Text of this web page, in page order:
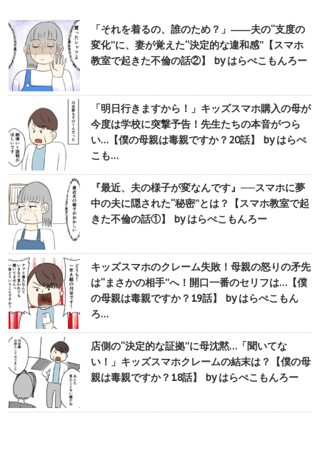
「それを着るの、誰のため？」――夫の“支度の
変化”に、妻が覚えた“決定的な違和感”【スマホ
教室で起きた不倫の話②】 by はらぺこもんろー
「明日行きますから！」キッズスマホ購入の母が
今度は学校に突撃予告！先生たちの本音がつら
い…【僕の母親は毒親ですか？20話】 by はらぺ
こも…
『最近、夫の様子が変なんです』──スマホに夢
中の夫に隠された“秘密”とは？【スマホ教室で起
きた不倫の話①】 by はらぺこもんろー
キッズスマホのクレーム失敗！母親の怒りの矛先
は“まさかの相手”へ！開口一番のセリフは…【僕
の母親は毒親ですか？19話】 by はらぺこもん
ろ…
店側の“決定的な証拠”に母沈黙…「聞いてな
い！」キッズスマホクレームの結末は？【僕の母
親は毒親ですか？18話】 by はらぺこもんろー